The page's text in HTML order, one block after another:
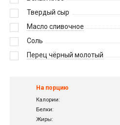
Твердый сыр
Масло сливочное
Соль
Перец чёрный молотый
На порцию
Калории:
Белки:
Жиры: